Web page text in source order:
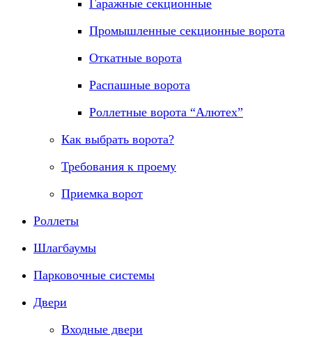
Гаражные секционные
Промышленные секционные ворота
Откатные ворота
Распашные ворота
Роллетные ворота “Алютех”
Как выбрать ворота?
Требования к проему
Приемка ворот
Роллеты
Шлагбаумы
Парковочные системы
Двери
Входные двери